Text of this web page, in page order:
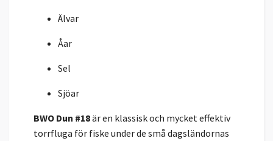
Älvar
Åar
Sel
Sjöar
BWO Dun #18är en klassisk och mycket effektiv
torrfluga för fiske under de små dagsländornas